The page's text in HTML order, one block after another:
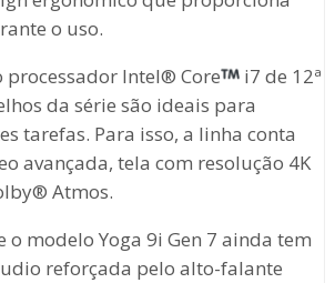
o uso.
processador Intel® Core
i7 de 12ª
da série são ideais para
tarefas. Para isso, a linha conta
avançada, tela com resolução 4K
Atmos.
o modelo Yoga 9i Gen 7 ainda tem
reforçada pelo alto-falante